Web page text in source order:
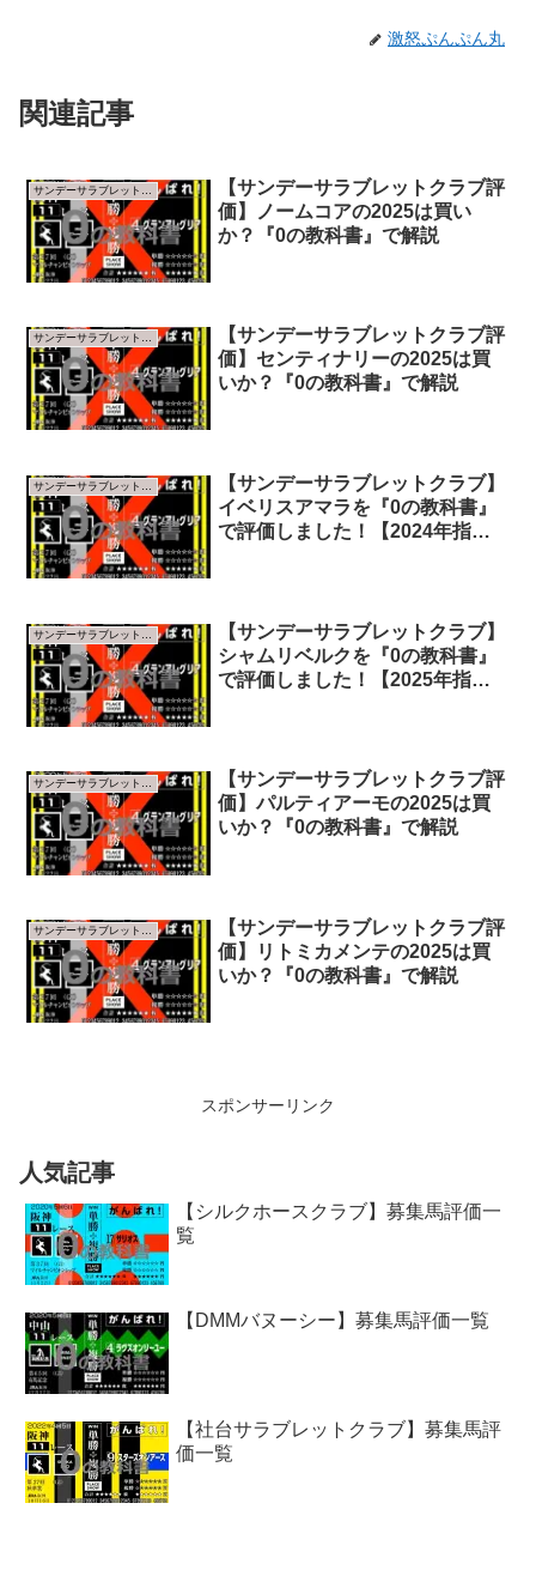
激怒ぷんぷん丸
関連記事
【サンデーサラブレットクラブ評
価】ノームコアの2025は買い
か？『0の教科書』で解説
サンデーサラブレットクラブ
【サンデーサラブレットクラブ評
価】センティナリーの2025は買
いか？『0の教科書』で解説
サンデーサラブレットクラブ
【サンデーサラブレットクラブ】
イベリスアマラを『0の教科書』
で評価しました！【2024年指標
【サンデーサラブレットクラブ】
シャムリベルクを『0の教科書』
で評価しました！【2025年指標
【サンデーサラブレットクラブ評
価】パルティアーモの2025は買
いか？『0の教科書』で解説
サンデーサラブレットクラブ
【サンデーサラブレットクラブ評
価】リトミカメンテの2025は買
いか？『0の教科書』で解説
スポンサーリンク
人気記事
【シルクホースクラブ】募集馬評価一
覧
【DMMバヌーシー】募集馬評価一覧
【社台サラブレットクラブ】募集馬評
価一覧